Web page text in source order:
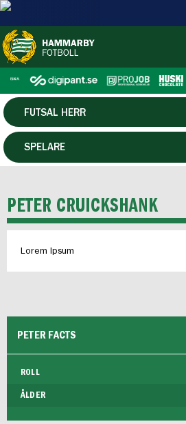
HERR
HTFF
P19
FUTSAL HERR
SPELARE
PETER CRUICKSHANK
Lorem Ipsum
PETER FACTS
ROLL
ÅLDER